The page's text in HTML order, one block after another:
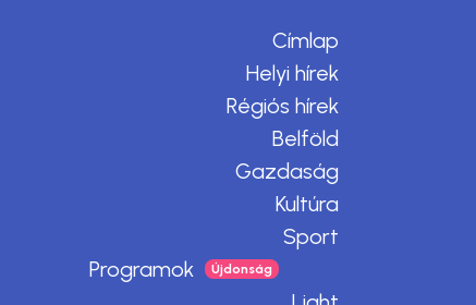
Címlap
Helyi hírek
Régiós hírek
Belföld
Gazdaság
Kultúra
Sport
Programok